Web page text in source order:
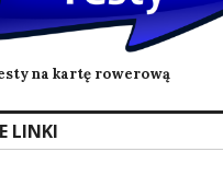
na kartę rowerową
LINKI